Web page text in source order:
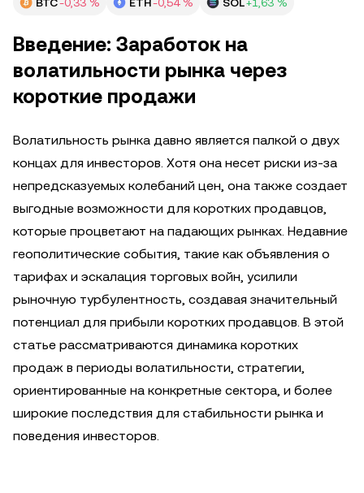
Введение: Заработок на
волатильности рынка через
короткие продажи
Волатильность рынка давно является палкой о двух
концах для инвесторов. Хотя она несет риски из-за
непредсказуемых колебаний цен, она также создает
выгодные возможности для коротких продавцов,
которые процветают на падающих рынках. Недавние
геополитические события, такие как объявления о
тарифах и эскалация торговых войн, усилили
рыночную турбулентность, создавая значительный
потенциал для прибыли коротких продавцов. В этой
статье рассматриваются динамика коротких
продаж в периоды волатильности, стратегии,
ориентированные на конкретные сектора, и более
широкие последствия для стабильности рынка и
поведения инвесторов.